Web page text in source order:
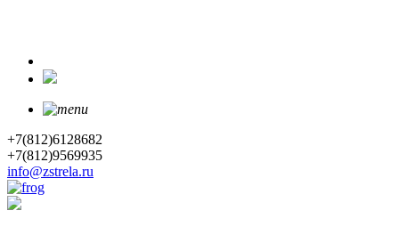
+7(812)6128682
+7(812)9569935
info@zstrela.ru